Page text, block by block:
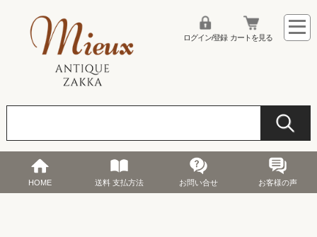
ログイン/登録 カートを見る
HOME 送料 支払方法 お問い合せ お客様の声